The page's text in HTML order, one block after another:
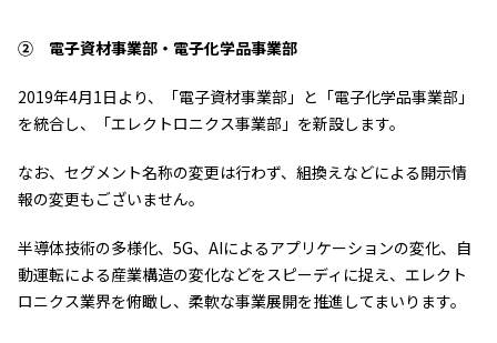
個人株主・投資家の皆様へ
財務情報
NAGASEグループのサステナビリティ
トップメッセージ
環境
社会
ガバナンス
② 電子資材事業部・電子化学品事業部
2019年4月1日より、「電子資材事業部」と「電子化学品事業部」
を統合し、「エレクトロニクス事業部」を新設します。
なお、セグメント名称の変更は行わず、組換えなどによる開示情
報の変更もございません。
半導体技術の多様化、5G、AIによるアプリケーションの変化、自
動運転による産業構造の変化などをスピーディに捉え、エレクト
ロニクス業界を俯瞰し、柔軟な事業展開を推進してまいります。